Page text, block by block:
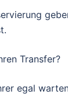
Transfer?
egal